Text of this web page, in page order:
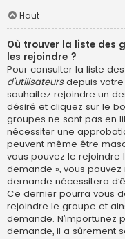
Haut
Où trouver la liste des
les rejoindre ?
Pour consulter la liste
d’utilisateursdepuis votre
souhaitez rejoindre un
désiré et cliquez sur le
groupes ne sont pas en
nécessiter une
peuvent même être
vous pouvez le rejoindre
demande », vous
demande nécessitera
Ce dernier pourra vous
rejoindre le groupe et
demande. N’importunez
demande, il a sûrement